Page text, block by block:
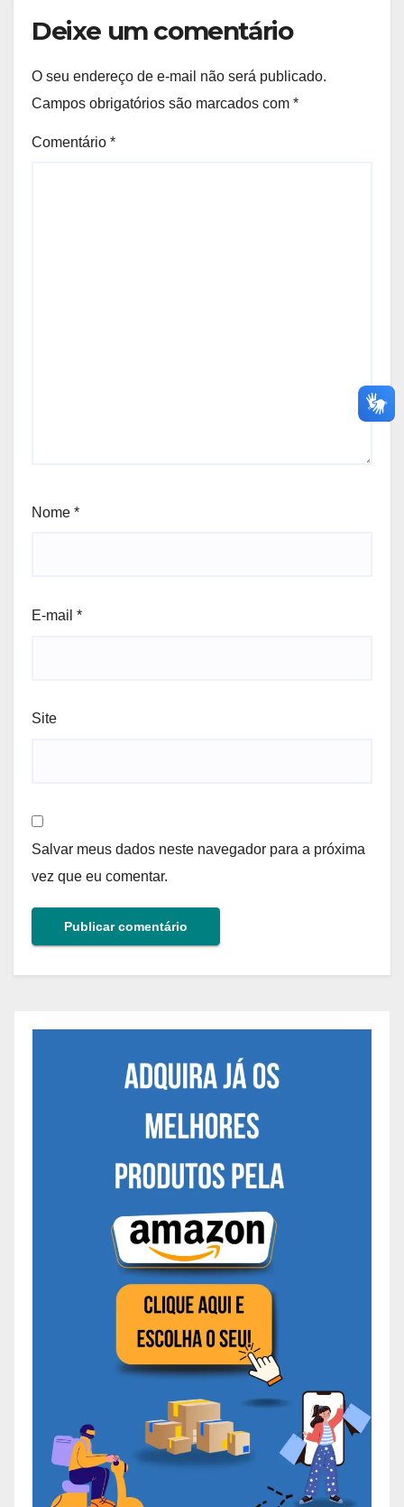
Deixe um comentário
O seu endereço de e-mail não será publicado.
Campos obrigatórios são marcados com *
Comentário *
Nome *
E-mail *
Site
Salvar meus dados neste navegador para a próxima
vez que eu comentar.